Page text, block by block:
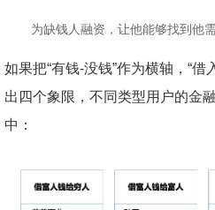
为缺钱人融资，让他能够找到他
如果把“有钱-没钱”作为横轴，“
出四个象限，不同类型用户的金
中：